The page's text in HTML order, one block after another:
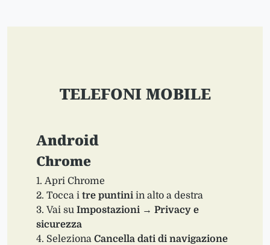
TELEFONI MOBILE
Android
Chrome
Apri Chrome
Tocca i tre puntini in alto a destra
Vai su Impostazioni → Privacy e
sicurezza
Seleziona Cancella dati di navigazione